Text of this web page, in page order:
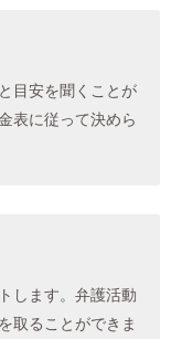
目安を聞くことが
表に従って決めら
します。弁護活動
取ることができま